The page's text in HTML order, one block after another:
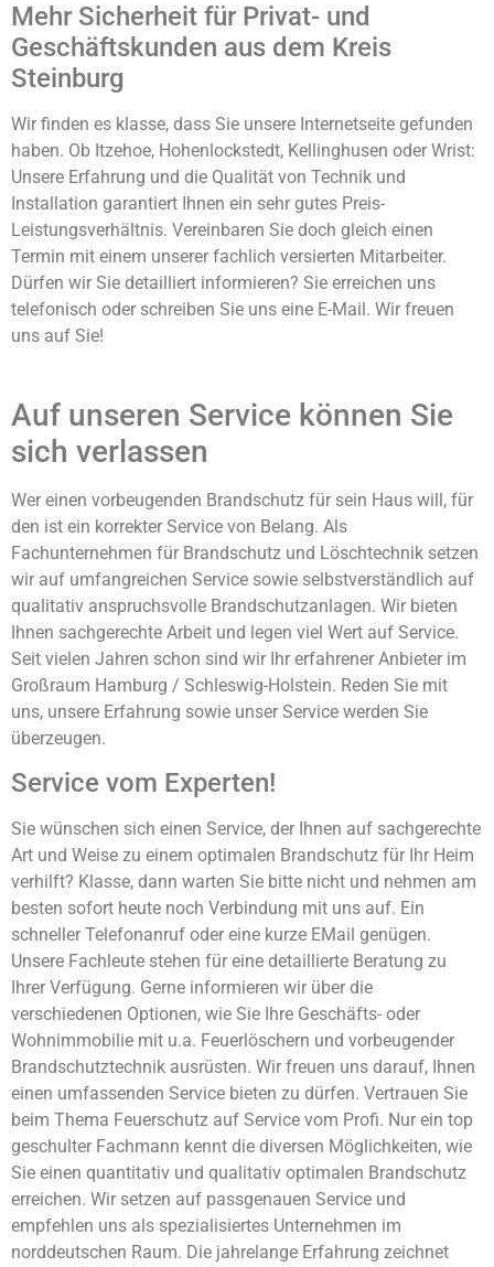
Mehr Sicherheit für Privat- und
Geschäftskunden aus dem Kreis
Steinburg
Wir finden es klasse, dass Sie unsere Internetseite gefunden
haben. Ob Itzehoe, Hohenlockstedt, Kellinghusen oder Wrist:
Unsere Erfahrung und die Qualität von Technik und
Installation garantiert Ihnen ein sehr gutes Preis-
Leistungsverhältnis. Vereinbaren Sie doch gleich einen
Termin mit einem unserer fachlich versierten Mitarbeiter.
Dürfen wir Sie detailliert informieren? Sie erreichen uns
telefonisch oder schreiben Sie uns eine E-Mail. Wir freuen
uns auf Sie!
Auf unseren Service können Sie
sich verlassen
Wer einen vorbeugenden Brandschutz für sein Haus will, für
den ist ein korrekter Service von Belang. Als
Fachunternehmen für Brandschutz und Löschtechnik setzen
wir auf umfangreichen Service sowie selbstverständlich auf
qualitativ anspruchsvolle Brandschutzanlagen. Wir bieten
Ihnen sachgerechte Arbeit und legen viel Wert auf Service.
Seit vielen Jahren schon sind wir Ihr erfahrener Anbieter im
Großraum Hamburg / Schleswig-Holstein. Reden Sie mit
uns, unsere Erfahrung sowie unser Service werden Sie
überzeugen.
Service vom Experten!
Sie wünschen sich einen Service, der Ihnen auf sachgerechte
Art und Weise zu einem optimalen Brandschutz für Ihr Heim
verhilft? Klasse, dann warten Sie bitte nicht und nehmen am
besten sofort heute noch Verbindung mit uns auf. Ein
schneller Telefonanruf oder eine kurze EMail genügen.
Unsere Fachleute stehen für eine detaillierte Beratung zu
Ihrer Verfügung. Gerne informieren wir über die
verschiedenen Optionen, wie Sie Ihre Geschäfts- oder
Wohnimmobilie mit u.a. Feuerlöschern und vorbeugender
Brandschutztechnik ausrüsten. Wir freuen uns darauf, Ihnen
einen umfassenden Service bieten zu dürfen. Vertrauen Sie
beim Thema Feuerschutz auf Service vom Profi. Nur ein top
geschulter Fachmann kennt die diversen Möglichkeiten, wie
Sie einen quantitativ und qualitativ optimalen Brandschutz
erreichen. Wir setzen auf passgenauen Service und
empfehlen uns als spezialisiertes Unternehmen im
norddeutschen Raum. Die jahrelange Erfahrung zeichnet